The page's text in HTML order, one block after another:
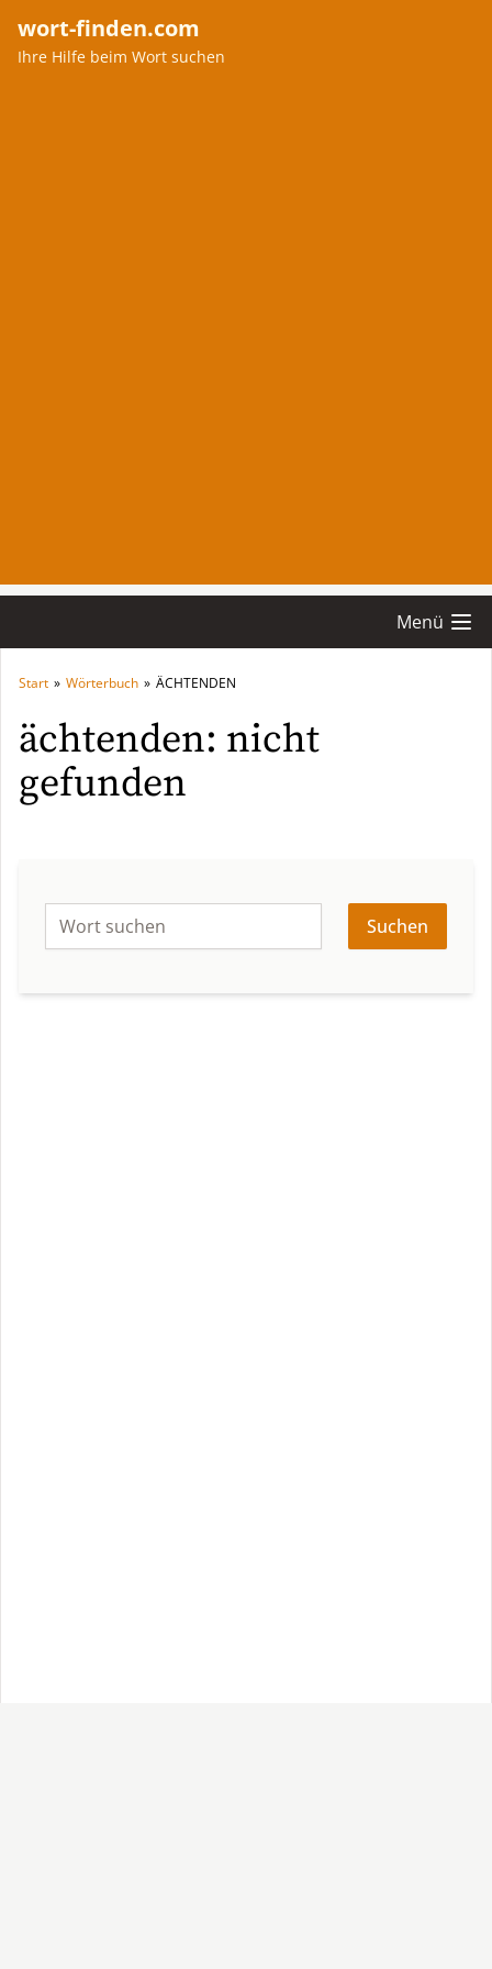
wort-finden.com
Ihre Hilfe beim Wort suchen
Menü
Start » Wörterbuch » ÄCHTENDEN
ächtenden: nicht
gefunden
Suchen